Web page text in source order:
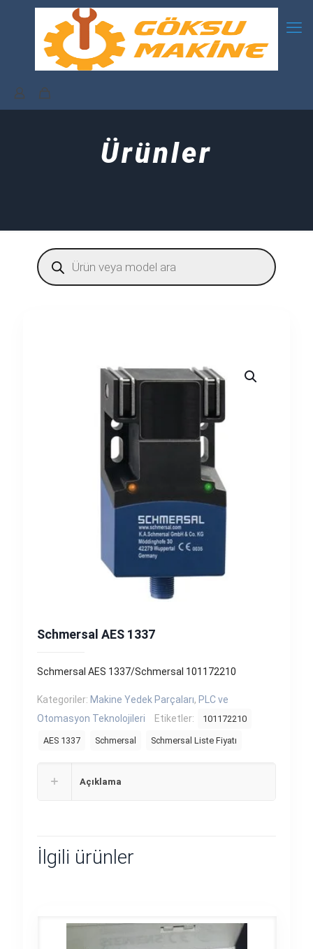
Ürünler
Products
search
Schmersal AES 1337
Schmersal AES 1337/Schmersal 101172210
Kategoriler: Makine Yedek Parçaları, PLC ve
Otomasyon Teknolojileri
Etiketler: 101172210
AES 1337 Schmersal Schmersal Liste Fiyatı
Açıklama
İlgili ürünler